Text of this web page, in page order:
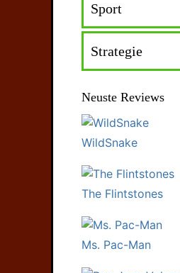
Sport
Strategie
Neuste Reviews
WildSnake
The Flintstones
Ms. Pac-Man